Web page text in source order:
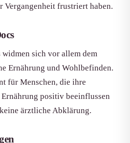
Vergangenheit frustriert haben.
widmen sich vor allem dem
Ernährung und Wohlbefinden.
für Menschen, die ihre
positiv beeinflussen
ärztliche Abklärung.